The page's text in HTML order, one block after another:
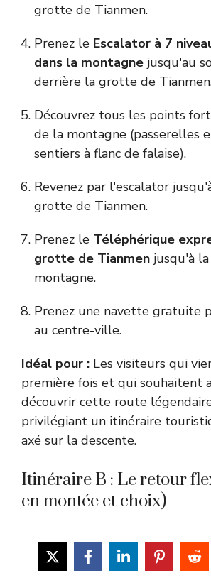
grotte de Tianmen.
Prenez le Escalator à 7
dans la montagne jusqu'au
derrière la grotte de
Découvrez tous les points
de la montagne (passerelles
sentiers à flanc de falaise).
Revenez par l'escalator
grotte de Tianmen.
Prenez le Téléphérique
grotte de Tianmen jusqu'à
montagne.
Prenez une navette gratuite
au centre-ville.
Idéal pour : Les visiteurs qui
première fois et qui souhaitent
découvrir cette route
privilégiant un itinéraire
axé sur la descente.
Itinéraire B : Le retour
en montée et choix)
L'itinéraire B est idéal pour les
recherchent la flexibilité. Il